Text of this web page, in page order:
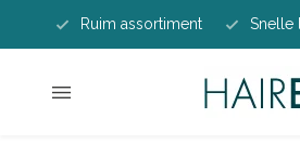
Ruim assortiment Snelle